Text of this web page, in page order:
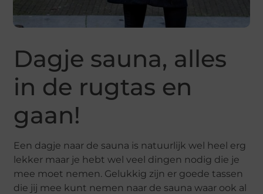
Dagje sauna, alles
in de rugtas en
gaan!
Een dagje naar de sauna is natuurlijk wel heel erg
lekker maar je hebt wel veel dingen nodig die je
mee moet nemen. Gelukkig zijn er goede tassen
die jij mee kunt nemen naar de sauna waar ook al